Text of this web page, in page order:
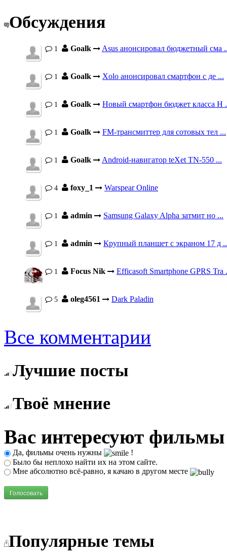
Обсуждения
1 Goalk Asus анонсировал бюджетный сма
1 Goalk Xolo анонсировал смартфон с де ...
1 Goalk Новый смартфон бюджет класса H
1 Goalk FM-трансмиттер для сотовых тел ...
1 Goalk Android-навигатор teXet TN-550 ...
4 foxy_1 Warspear Online
1 admin Samsung Galaxy Alpha затмит но ...
1 admin Крупный планшет с экраном 17 д
1 Focus Nik Efficasoft Smartphone GPRS Tra
5 oleg4561 Dark Paladin
Все комментарии
Лучшие посты
Твоё мнение
Вас интересуют
Да, фильмы очень нужны
!
Было бы неплохо найти их на этом сайте.
Мне абсолютно всё-равно, я качаю в другом месте
Голосовать
Популярные темы